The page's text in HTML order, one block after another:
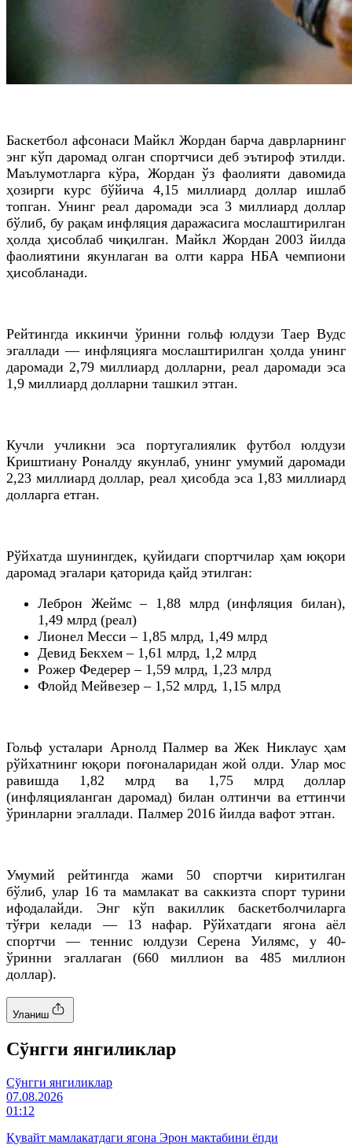
Баскетбол афсонаси Майкл Жордан барча даврларнинг
энг кўп даромад олган спортчиси деб эътироф этилди.
Маълумотларга кўра, Жордан ўз фаолияти давомида
ҳозирги курс бўйича 4,15 миллиард доллар ишлаб
топган. Унинг реал даромади эса 3 миллиард доллар
бўлиб, бу рақам инфляция даражасига мослаштирилган
ҳолда ҳисоблаб чиқилган. Майкл Жордан 2003 йилда
фаолиятини якунлаган ва олти карра НБА чемпиони
ҳисобланади.
Рейтингда иккинчи ўринни гольф юлдузи Таер Вудс
эгаллади — инфляцияга мослаштирилган ҳолда унинг
даромади 2,79 миллиард долларни, реал даромади эса
1,9 миллиард долларни ташкил этган.
Кучли учликни эса португалиялик футбол юлдузи
Криштиану Роналду якунлаб, унинг умумий даромади
2,23 миллиард доллар, реал ҳисобда эса 1,83 миллиард
долларга етган.
Рўйхатда шунингдек, қуйидаги спортчилар ҳам юқори
даромад эгалари қаторида қайд этилган:
Леброн Жеймс – 1,88 млрд (инфляция билан),
1,49 млрд (реал)
Лионел Месси – 1,85 млрд, 1,49 млрд
Девид Бекхем – 1,61 млрд, 1,2 млрд
Рожер Федерер – 1,59 млрд, 1,23 млрд
Флойд Мейвезер – 1,52 млрд, 1,15 млрд
Гольф усталари Арнолд Палмер ва Жек Никлаус ҳам
рўйхатнинг юқори поғоналаридан жой олди. Улар мос
равишда 1,82 млрд ва 1,75 млрд доллар
(инфляцияланган даромад) билан олтинчи ва еттинчи
ўринларни эгаллади. Палмер 2016 йилда вафот этган.
Умумий рейтингда жами 50 спортчи киритилган
бўлиб, улар 16 та мамлакат ва саккизта спорт турини
ифодалайди. Энг кўп вакиллик баскетболчиларга
тўғри келади — 13 нафар. Рўйхатдаги ягона аёл
спортчи — теннис юлдузи Серена Уилямс, у 40-
ўринни эгаллаган (660 миллион ва 485 миллион
доллар).
Уланиш
Cўнгги янгиликлар
Cўнгги янгиликлар
07.08.2026
01:12
Қувайт мамлакатдаги ягона Эрон мактабини ёпди